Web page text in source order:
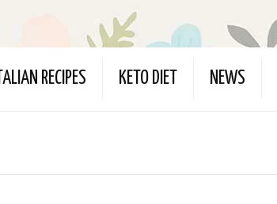
ITALIAN RECIPES KETO DIET NEWS